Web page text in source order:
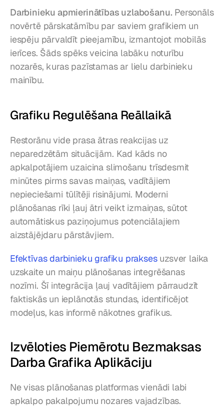
Darbinieku apmierinātības uzlabošanu. Personāls
novērtē pārskatāmību par saviem grafikiem un
iespēju pārvaldīt pieejamību, izmantojot mobilās
ierīces. Šāds spēks veicina labāku noturību
nozarēs, kuras pazīstamas ar lielu darbinieku
mainību.
Grafiku Regulēšana Reāllaikā
Restorānu vide prasa ātras reakcijas uz
neparedzētām situācijām. Kad kāds no
apkalpotājiem uzaicina slimošanu trīsdesmit
minūtes pirms savas maiņas, vadītājiem
nepieciešami tūlītēji risinājumi. Moderni
plānošanas rīki ļauj ātri veikt izmaiņas, sūtot
automātiskus paziņojumus potenciālajiem
aizstājējdaru pārstāvjiem.
Efektīvas darbinieku grafiku prakses uzsver laika
uzskaite un maiņu plānošanas integrēšanas
nozīmi. Šī integrācija ļauj vadītājiem pārraudzīt
faktiskās un ieplānotās stundas, identificējot
modeļus, kas informē nākotnes grafikus.
Izvēloties Piemērotu Bezmaksas
Darba Grafika Aplikāciju
Ne visas plānošanas platformas vienādi labi
apkalpo pakalpojumu nozares vajadzības.